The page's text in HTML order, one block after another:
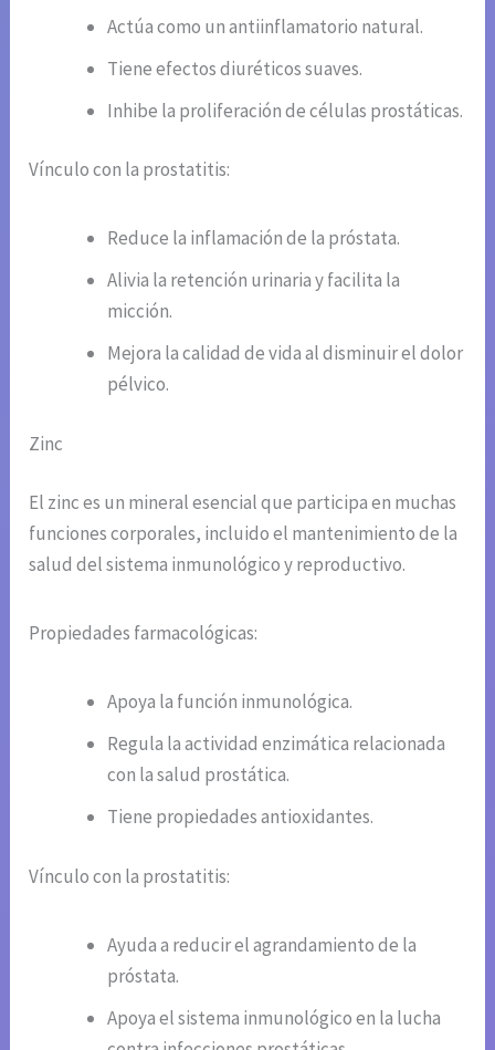
Actúa como un antiinflamatorio natural.
Tiene efectos diuréticos suaves.
Inhibe la proliferación de células prostáticas.
Vínculo con la prostatitis:
Reduce la inflamación de la próstata.
Alivia la retención urinaria y facilita la
micción.
Mejora la calidad de vida al disminuir el dolor
pélvico.
Zinc
El zinc es un mineral esencial que participa en muchas
funciones corporales, incluido el mantenimiento de la
salud del sistema inmunológico y reproductivo.
Propiedades farmacológicas:
Apoya la función inmunológica.
Regula la actividad enzimática relacionada
con la salud prostática.
Tiene propiedades antioxidantes.
Vínculo con la prostatitis:
Ayuda a reducir el agrandamiento de la
próstata.
Apoya el sistema inmunológico en la lucha